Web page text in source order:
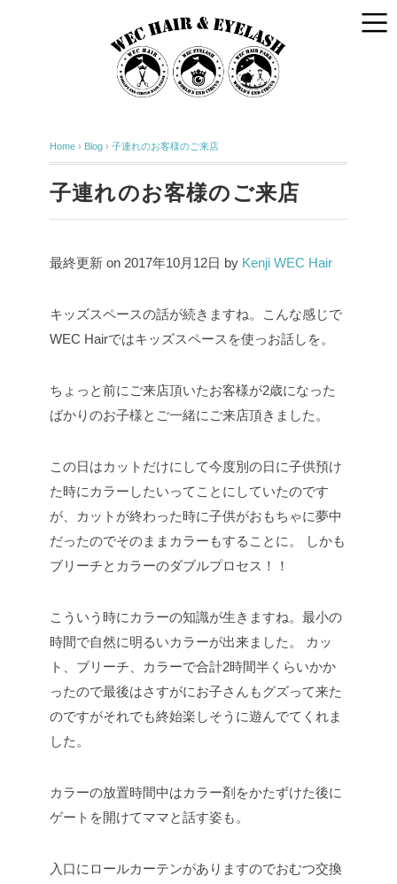
Home › Blog › 子連れのお客様のご来店
子連れのお客様のご来店
最終更新 on 2017年10月12日 by Kenji WEC Hair
キッズスペースの話が続きますね。こんな感じで
WEC Hairではキッズスペースを使っお話しを。
ちょっと前にご来店頂いたお客様が2歳になった
ばかりのお子様とご一緒にご来店頂きました。
この日はカットだけにして今度別の日に子供預け
た時にカラーしたいってことにしていたのです
が、カットが終わった時に子供がおもちゃに夢中
だったのでそのままカラーもすることに。
しかも
ブリーチとカラーのダブルプロセス！！
こういう時にカラーの知識が生きますね。最小の
時間で自然に明るいカラーが出来ました。
カッ
ト、ブリーチ、カラーで合計2時間半くらいかか
ったので最後はさすがにお子さんもグズって来た
のですがそれでも終始楽しそうに遊んでてくれま
した。
カラーの放置時間中はカラー剤をかたずけた後に
ゲートを開けてママと話す姿も。
入口にロールカーテンがありますのでおむつ交換